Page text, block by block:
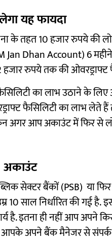
यह फायदा
के तहत 10 हजार रुपये की
Jan Dhan Account) 6
हजार रुपये तक की
का लाभ उठाने के लिए
फैसिलिटी का लाभ लेते हैं
अगर आप अकाउंट में फिर से
अकाउंट
सेक्टर बैंकों (PSB) या
10 साल निर्धारित की गई
है. इतना ही नहीं आप अपने
अपने बैंक मैनेजर से संपर्क